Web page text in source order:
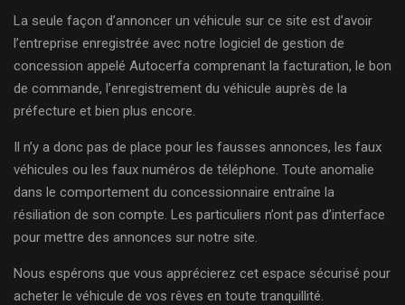
La seule façon d’annoncer un véhicule sur ce site est d’avoir
l’entreprise enregistrée avec notre logiciel de gestion de
concession appelé Autocerfa comprenant la facturation, le bon
de commande, l’enregistrement du véhicule auprès de la
préfecture et bien plus encore.
Il n’y a donc pas de place pour les fausses annonces, les faux
véhicules ou les faux numéros de téléphone. Toute anomalie
dans le comportement du concessionnaire entraîne la
résiliation de son compte. Les particuliers n’ont pas d’interface
pour mettre des annonces sur notre site.
Nous espérons que vous apprécierez cet espace sécurisé pour
acheter le véhicule de vos rêves en toute tranquillité.